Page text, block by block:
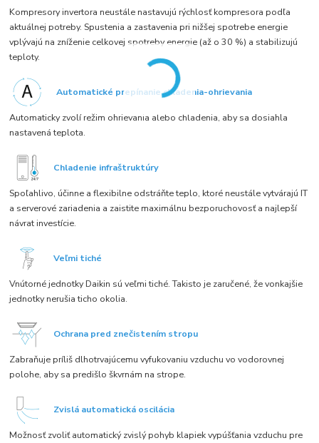
Kompresory invertora neustále nastavujú rýchlosť kompresora podľa
aktuálnej potreby. Spustenia a zastavenia pri nižšej spotrebe energie
vplývajú na zníženie celkovej spotreby energie (až o 30 %) a stabilizujú
teploty.
Automatické prepínanie chladenia-ohrievania
Automaticky zvolí režim ohrievania alebo chladenia, aby sa dosiahla
nastavená teplota.
Chladenie infraštruktúry
Spoľahlivo, účinne a flexibilne odstráňte teplo, ktoré neustále vytvárajú IT
a serverové zariadenia a zaistite maximálnu bezporuchovosť a najlepší
návrat investície.
Veľmi tiché
Vnútorné jednotky Daikin sú veľmi tiché. Takisto je zaručené, že vonkajšie
jednotky nerušia ticho okolia.
Ochrana pred znečistením stropu
Zabraňuje príliš dlhotrvajúcemu vyfukovaniu vzduchu vo vodorovnej
polohe, aby sa predišlo škvrnám na strope.
Zvislá automatická oscilácia
Možnosť zvoliť automatický zvislý pohyb klapiek vypúšťania vzduchu pre